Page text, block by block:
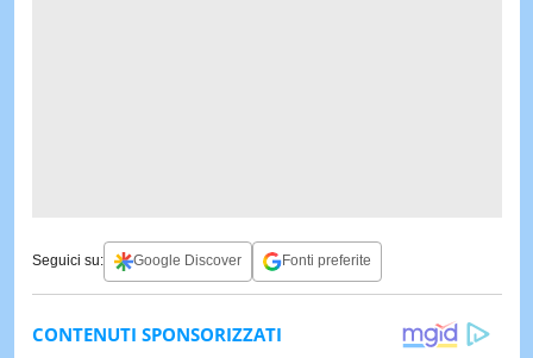
Seguici su: Google Discover Fonti preferite